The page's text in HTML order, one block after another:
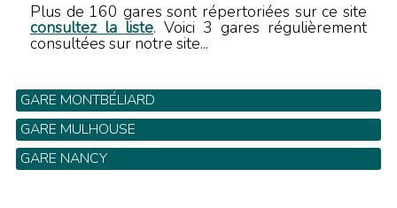
Plus de 160 gares sont répertoriées sur ce site
consultez la liste. Voici 3 gares régulièrement
consultées sur notre site...
GARE MONTBÉLIARD
GARE MULHOUSE
GARE NANCY